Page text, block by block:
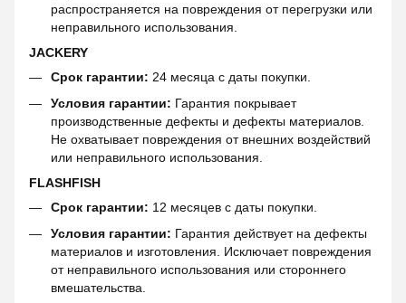
распространяется на повреждения от перегрузки или
неправильного использования.
JACKERY
Срок гарантии: 24 месяца с даты покупки.
Условия гарантии: Гарантия покрывает
производственные дефекты и дефекты материалов.
Не охватывает повреждения от внешних воздействий
или неправильного использования.
FLASHFISH
Срок гарантии: 12 месяцев с даты покупки.
Условия гарантии: Гарантия действует на дефекты
материалов и изготовления. Исключает повреждения
от неправильного использования или стороннего
вмешательства.